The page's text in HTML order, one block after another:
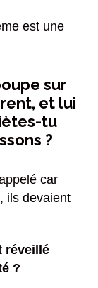
est une
sur
et lui
tu
?
car
ils devaient
réveillé
?